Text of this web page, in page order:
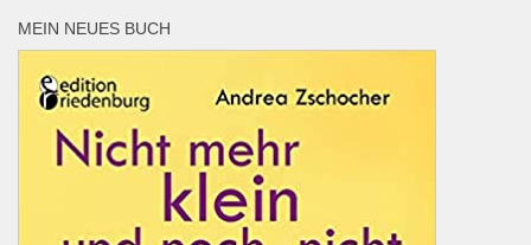
MEIN NEUES BUCH